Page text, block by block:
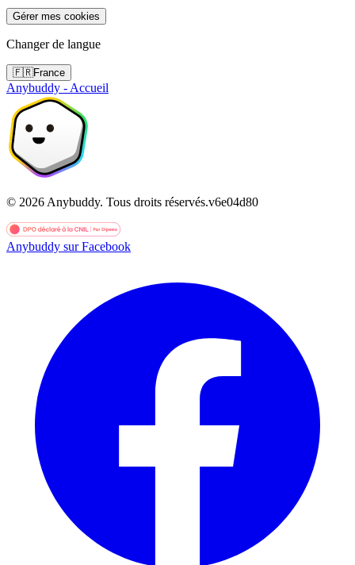
Gérer mes cookies
Changer de langue
🇫🇷France
Anybuddy - Accueil
© 2026 Anybuddy. Tous droits réservés.v6e04d80
Anybuddy sur Facebook